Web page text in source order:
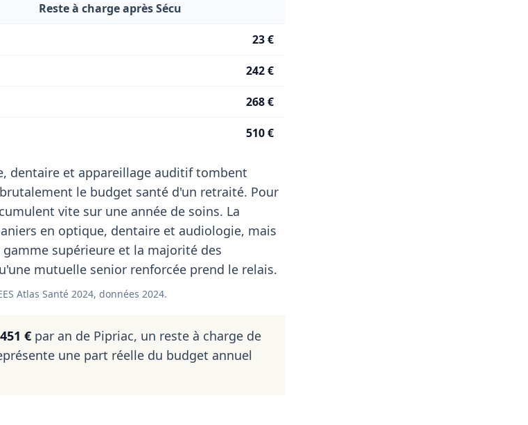
Reste à charge après Sécu
23 €
242 €
268 €
510 €
dentaire et appareillage auditif tombent
le budget santé d'un retraité. Pour
vite sur une année de soins. La
en optique, dentaire et audiologie, mais
supérieure et la majorité des
mutuelle senior renforcée prend le relais.
Atlas Santé 2024, données 2024.
€ par an de Pipriac, un reste à charge de
une part réelle du budget annuel